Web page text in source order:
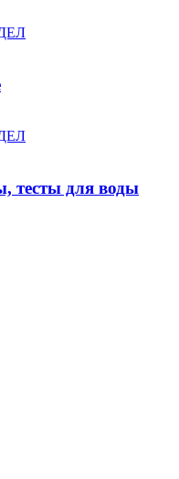
тесты для воды